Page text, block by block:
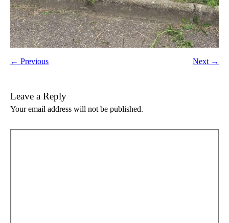
← Previous Next →
Leave a Reply
Your email address will not be published.